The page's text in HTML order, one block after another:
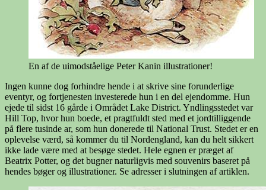
En af de uimodståelige Peter Kanin illustrationer!
Ingen kunne dog forhindre hende i at skrive sine forunderlige
eventyr, og fortjenesten investerede hun i en del ejendomme. Hun
ejede til sidst 16 gårde i Området Lake District. Yndlingsstedet var
Hill Top, hvor hun boede, et pragtfuldt sted med et jordtilliggende
på flere tusinde ar, som hun donerede til National Trust. Stedet er en
oplevelse værd, så kommer du til Nordengland, kan du helt sikkert
ikke lade være med at besøge stedet. Hele egnen er præget af
Beatrix Potter, og det bugner naturligvis med souvenirs baseret på
hendes bøger og illustrationer. Se adresser i slutningen af artiklen.